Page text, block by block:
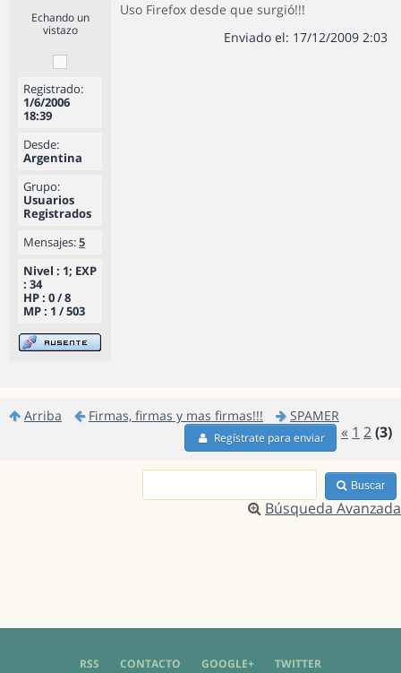
Echando un
vistazo
Registrado:
1/6/2006
18:39
Desde:
Argentina
Grupo:
Usuarios
Registrados
Mensajes:5
Nivel : 1; EXP
: 34
HP : 0 / 8
MP : 1 / 503
Uso Firefox desde que surgió!!!
Enviado el: 17/12/2009 2:03
Arriba Firmas, firmas y mas firmas!!! SPAMER
« 1 2(3)
Regístrate para enviar
Buscar
Búsqueda Avanzada
RSS CONTACTO GOOGLE+ TWITTER